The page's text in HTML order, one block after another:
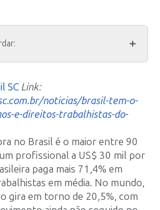
SCLink:
noticias/brasil-tem-o-
e-direitos-trabalhistas-do-
no Brasil é o maior entre 90
profissional a US$ 30 mil por
paga mais 71,4% em
em média. No mundo,
gira em torno de 20,5%, com